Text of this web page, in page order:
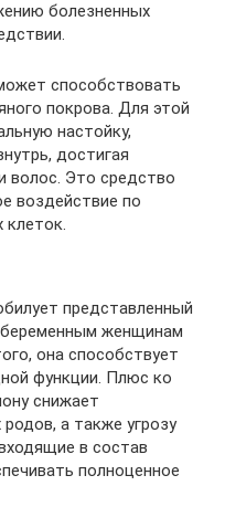
болезненных
способствовать
покрова. Для этой
настойку,
достигая
волос. Это средство
воздействие по
клеток.
представленный
беременным женщинам
она способствует
функции. Плюс ко
снижает
а также угрозу
в состав
полноценное